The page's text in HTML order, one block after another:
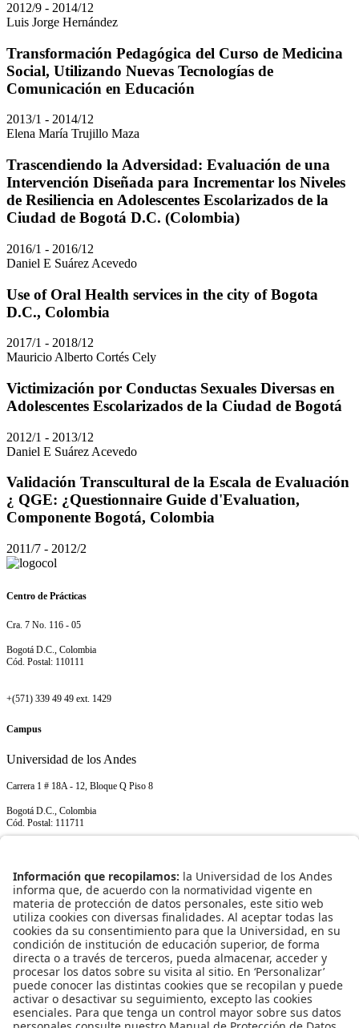
2012/9 - 2014/12
Luis Jorge Hernández
Transformación Pedagógica del Curso de Medicina
Social, Utilizando Nuevas Tecnologías de
Comunicación en Educación
2013/1 - 2014/12
Elena María Trujillo Maza
Trascendiendo la Adversidad: Evaluación de una
Intervención Diseñada para Incrementar los Niveles
de Resiliencia en Adolescentes Escolarizados de la
Ciudad de Bogotá D.C. (Colombia)
2016/1 - 2016/12
Daniel E Suárez Acevedo
Use of Oral Health services in the city of Bogota
D.C., Colombia
2017/1 - 2018/12
Mauricio Alberto Cortés Cely
Victimización por Conductas Sexuales Diversas en
Adolescentes Escolarizados de la Ciudad de Bogotá
2012/1 - 2013/12
Daniel E Suárez Acevedo
Validación Transcultural de la Escala de Evaluación
¿ QGE: ¿Questionnaire Guide d'Evaluation,
Componente Bogotá, Colombia
2011/7 - 2012/2
Centro de Prácticas
Cra. 7 No. 116 - 05
Bogotá D.C., Colombia
Cód. Postal: 110111
+(571) 339 49 49 ext. 1429
Campus
Universidad de los Andes
Carrera 1 # 18A - 12, Bloque Q Piso 8
Bogotá D.C., Colombia
Cód. Postal: 111711
NORMATIVIDAD INSTITUCIONAL
Transparencia y acceso a información pública
Uso de datos personales
ENLACES RÁPIDOS
¿Quiénes somos?